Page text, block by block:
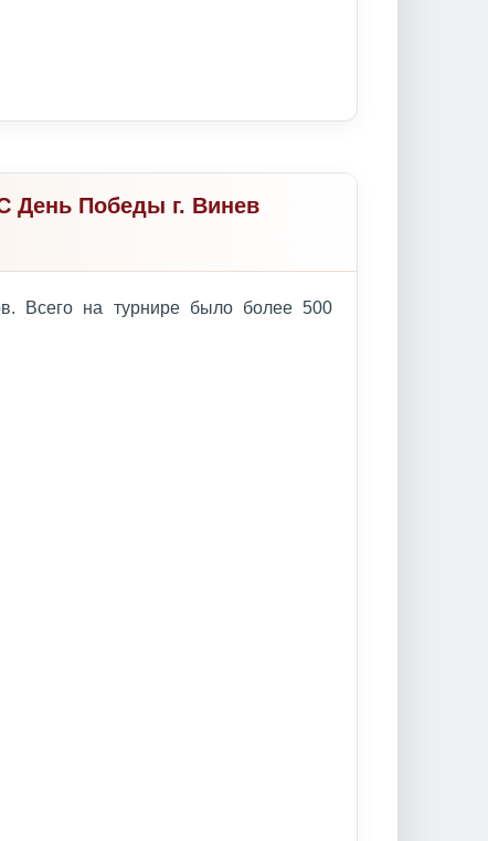
День Победы г. Винев
Всего на турнире было более 500